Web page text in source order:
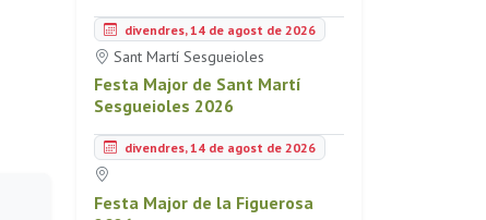
divendres, 14 de agost de 2026
Sant Martí Sesgueioles
Festa Major de Sant Martí
Sesgueioles 2026
divendres, 14 de agost de 2026
Festa Major de la Figuerosa